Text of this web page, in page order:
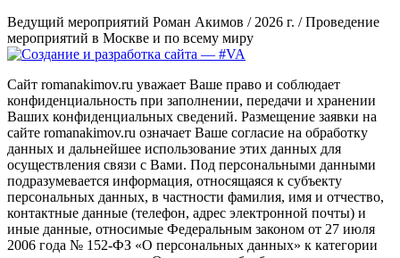
Ведущий мероприятий Роман Акимов / 2026 г. / Проведение
мероприятий в Москве и по всему миру
Сайт romanakimov.ru уважает Ваше право и соблюдает
конфиденциальность при заполнении, передачи и хранении
Ваших конфиденциальных сведений. Размещение заявки на
сайте romanakimov.ru означает Ваше согласие на обработку
данных и дальнейшее использование этих данных для
осуществления связи с Вами. Под персональными данными
подразумевается информация, относящаяся к субъекту
персональных данных, в частности фамилия, имя и отчество,
контактные данные (телефон, адрес электронной почты) и
иные данные, относимые Федеральным законом от 27 июля
2006 года № 152-ФЗ «О персональных данных» к категории